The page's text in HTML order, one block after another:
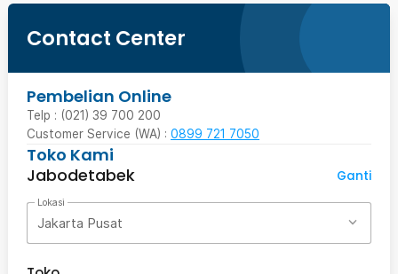
Contact Center
Pembelian Online
Telp : (021) 39 700 200
Customer Service (WA) : 0899 721 7050
Toko Kami
Jabodetabek
Ganti
Lokasi
Jakarta Pusat